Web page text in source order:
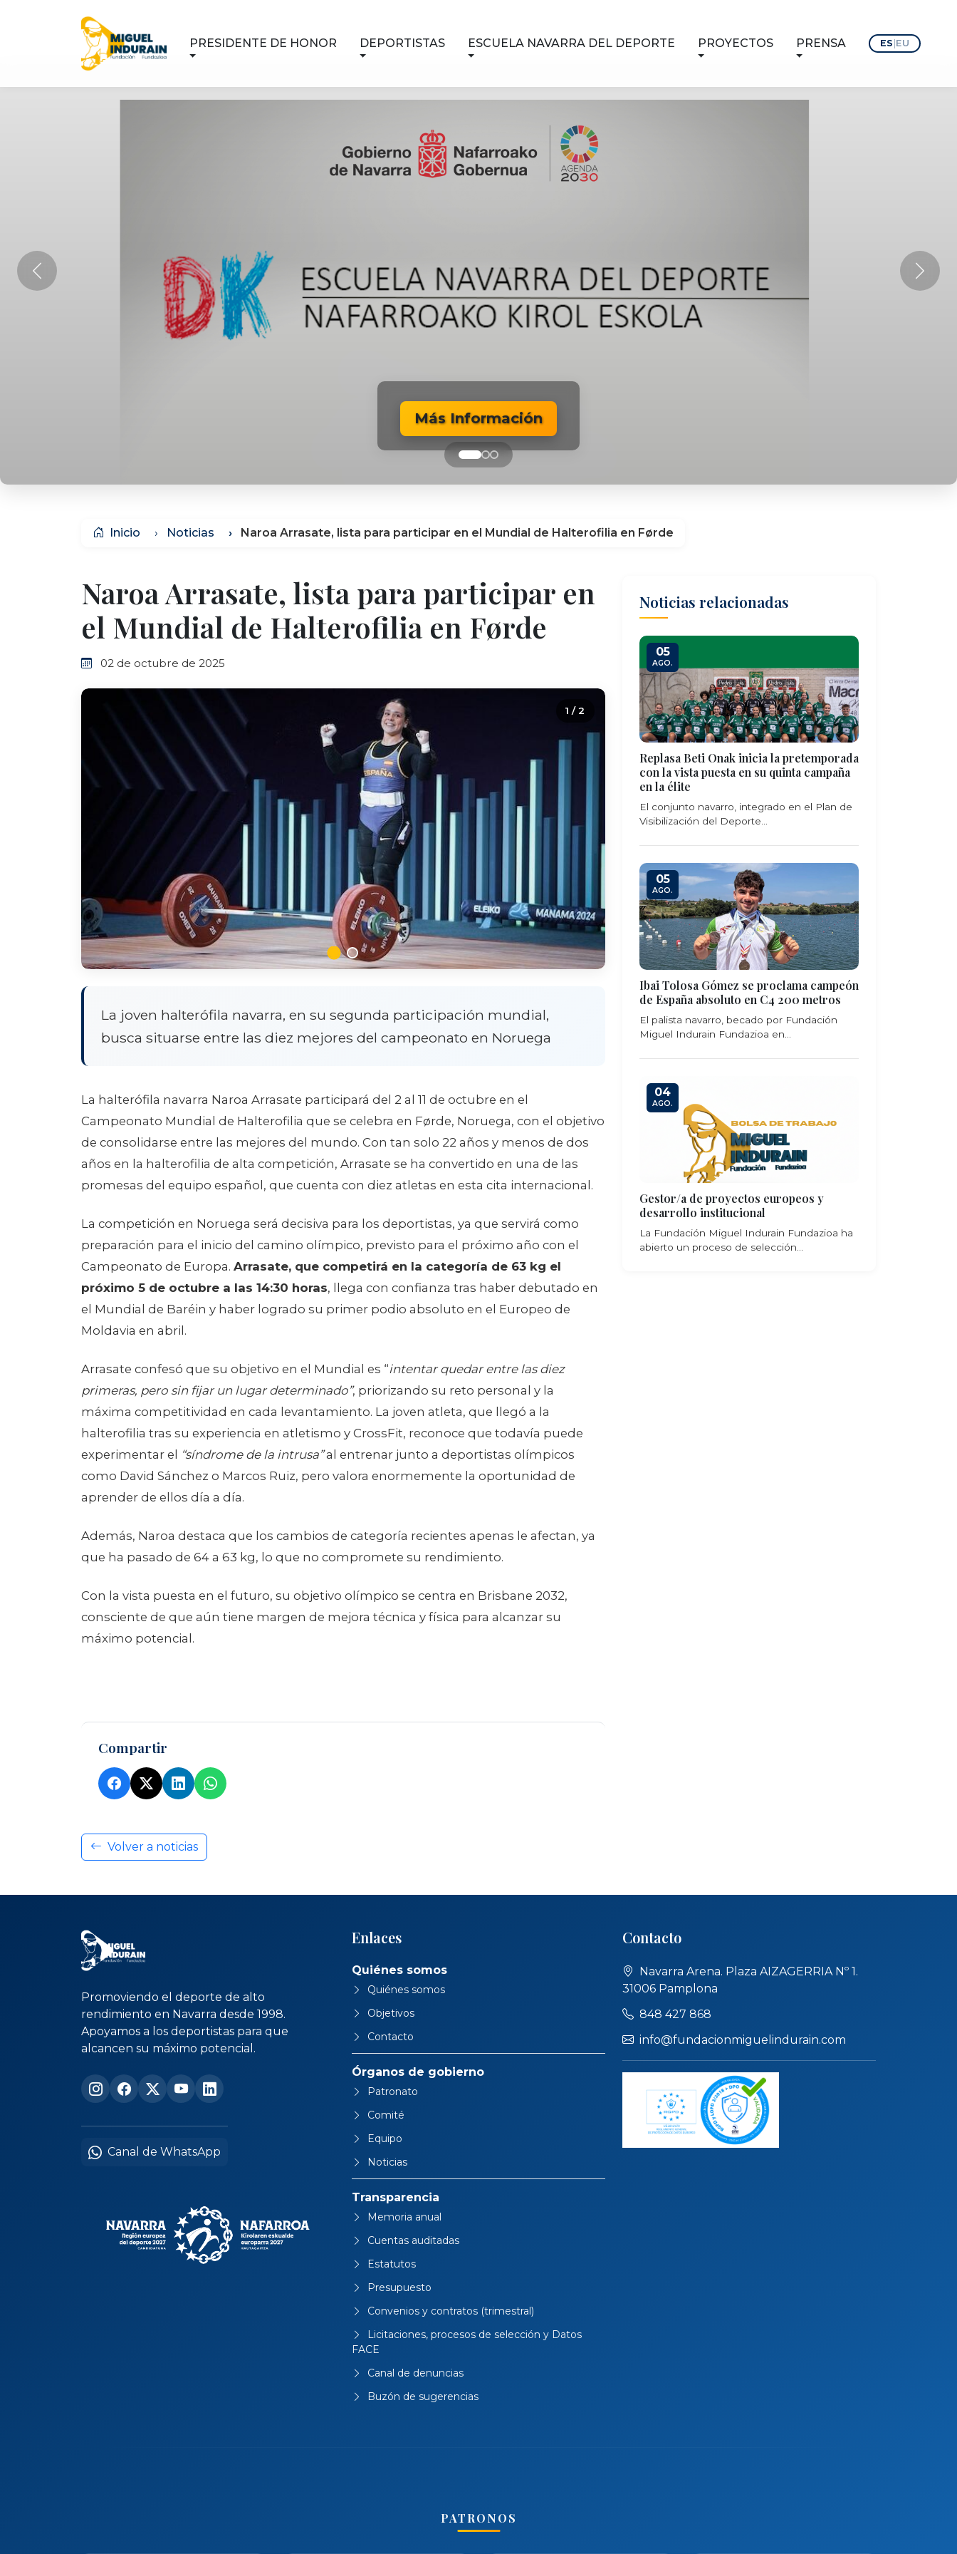
PRESIDENTE DE HONOR DEPORTISTAS ESCUELA NAVARRA DEL DEPORTE PROYECTOS PRENSA ES EU
Más Información
Más Información
Más Información
Inicio Noticias Naroa Arrasate, lista para participar en el Mundial de Halterofilia en Førde
Naroa Arrasate, lista para participar en
el Mundial de Halterofilia en Førde
02 de octubre de 2025
2 / 2
La joven halterófila navarra, en su segunda participación mundial,
La halterófila navarra Naroa Arrasate participará del 2 al 11 de octubre en el
Campeonato Mundial de Halterofilia que se celebra en Førde, Noruega, con el objetivo
de consolidarse entre las mejores del mundo. Con tan solo 22 años y menos de dos
años en la halterofilia de alta competición, Arrasate se ha convertido en una de las
La competición en Noruega será decisiva para los deportistas, ya que servirá como
preparación para el inicio del camino olímpico, previsto para el próximo año con el
Campeonato de Europa. Arrasate, que competirá en la categoría de 63 kg el
próximo 5 de octubre a las 14:30 horas, llega con confianza tras haber debutado en
el Mundial de Baréin y haber logrado su primer podio absoluto en el Europeo de
Arrasate confesó que su objetivo en el Mundial es “intentar quedar entre las diez
primeras, pero sin fijar un lugar determinado”, priorizando su reto personal y la
máxima competitividad en cada levantamiento. La joven atleta, que llegó a la
halterofilia tras su experiencia en atletismo y CrossFit, reconoce que todavía puede
experimentar el“síndrome de la intrusa”al entrenar junto a deportistas olímpicos
como David Sánchez o Marcos Ruiz, pero valora enormemente la oportunidad de
Además, Naroa destaca que los cambios de categoría recientes apenas le afectan, ya
Con la vista puesta en el futuro, su objetivo olímpico se centra en Brisbane 2032,
consciente de que aún tiene margen de mejora técnica y física para alcanzar su
Compartir
Noticias relacionadas
05
AGO.
Replasa Beti Onak inicia la pretemporada
con la vista puesta en su quinta campaña
en la élite
El conjunto navarro, integrado en el Plan de
Visibilización del Deporte...
05
AGO.
Ibai Tolosa Gómez se proclama campeón
de España absoluto en C4 200 metros
El palista navarro, becado por Fundación
Miguel Indurain Fundazioa en...
04
AGO.
Gestor/a de proyectos europeos y
desarrollo institucional
La Fundación Miguel Indurain Fundazioa ha
abierto un proceso de selección...
Promoviendo el deporte de alto
rendimiento en Navarra desde 1998.
Apoyamos a los deportistas para que
Quiénes somos
Quiénes somos
Objetivos
Contacto
Órganos de gobierno
Patronato
Comité
Equipo
Noticias
Transparencia
Memoria anual
Cuentas auditadas
Estatutos
Presupuesto
Convenios y contratos (trimestral)
Licitaciones, procesos de selección y Datos
FACE
Canal de denuncias
Navarra Arena. Plaza AIZAGERRIA Nº 1.
31006 Pamplona
848 427 868
info@fundacionmiguelindurain.com
PATRONOS